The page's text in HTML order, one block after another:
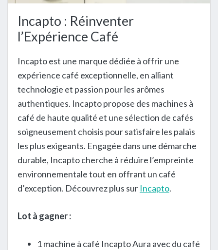
Incapto : Réinventer
l’Expérience Café
Incapto est une marque dédiée à offrir une
expérience café exceptionnelle, en alliant
technologie et passion pour les arômes
authentiques. Incapto propose des machines à
café de haute qualité et une sélection de cafés
soigneusement choisis pour satisfaire les palais
les plus exigeants. Engagée dans une démarche
durable, Incapto cherche à réduire l’empreinte
environnementale tout en offrant un café
d’exception. Découvrez plus sur Incapto.
Lot à gagner :
1 machine à café Incapto Aura avec du café